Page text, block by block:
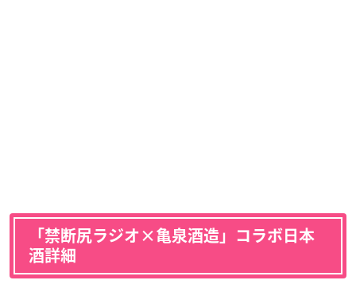
「禁断尻ラジオ×亀泉酒造」コラボ日本
酒詳細